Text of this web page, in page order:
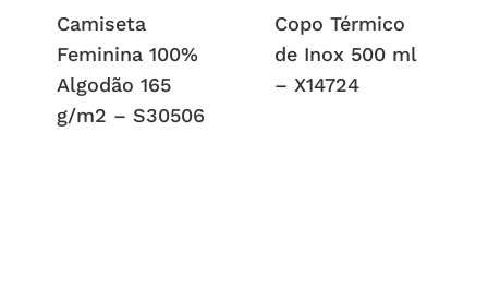
Camiseta
Feminina 100%
Algodão 165
g/m2 – S30506
Copo Térmico
de Inox 500 ml
– X14724